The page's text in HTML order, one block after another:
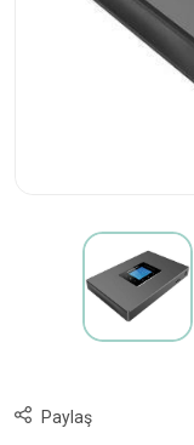
Paylaş